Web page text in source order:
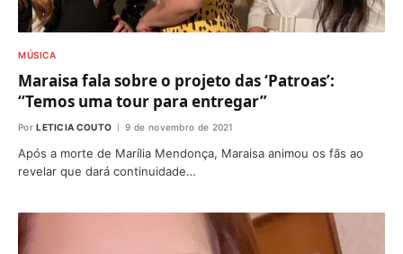
MÚSICA
Maraisa fala sobre o projeto das ‘Patroas’:
“Temos uma tour para entregar”
Por LETICIA COUTO 9 de novembro de 2021
Após a morte de Marília Mendonça, Maraisa animou os fãs ao
revelar que dará continuidade…